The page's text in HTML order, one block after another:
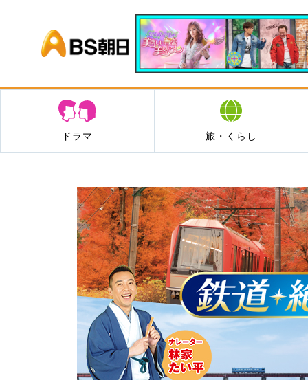
BS朝日
ドラマ 旅・くらし